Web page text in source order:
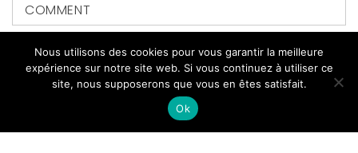
COMMENT
Nous utilisons des cookies pour vous garantir la meilleure
expérience sur notre site web. Si vous continuez à utiliser ce
site, nous supposerons que vous en êtes satisfait.
Ok